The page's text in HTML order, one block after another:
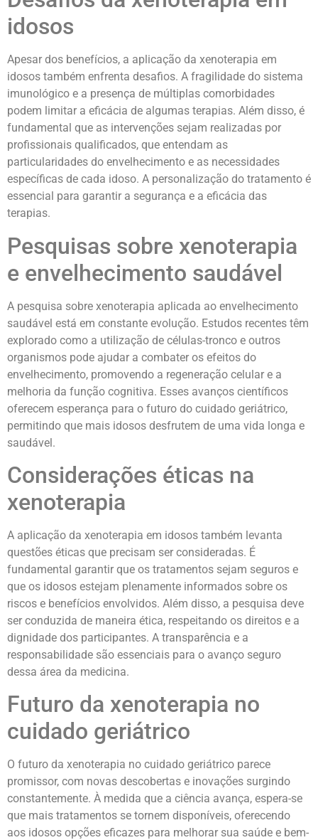
idosos
Apesar dos benefícios, a aplicação da xenoterapia em
idosos também enfrenta desafios. A fragilidade do sistema
imunológico e a presença de múltiplas comorbidades
podem limitar a eficácia de algumas terapias. Além disso, é
fundamental que as intervenções sejam realizadas por
profissionais qualificados, que entendam as
particularidades do envelhecimento e as necessidades
específicas de cada idoso. A personalização do tratamento é
essencial para garantir a segurança e a eficácia das
terapias.
Pesquisas sobre xenoterapia
e envelhecimento saudável
A pesquisa sobre xenoterapia aplicada ao envelhecimento
saudável está em constante evolução. Estudos recentes têm
explorado como a utilização de células-tronco e outros
organismos pode ajudar a combater os efeitos do
envelhecimento, promovendo a regeneração celular e a
melhoria da função cognitiva. Esses avanços científicos
oferecem esperança para o futuro do cuidado geriátrico,
permitindo que mais idosos desfrutem de uma vida longa e
saudável.
Considerações éticas na
xenoterapia
A aplicação da xenoterapia em idosos também levanta
questões éticas que precisam ser consideradas. É
fundamental garantir que os tratamentos sejam seguros e
que os idosos estejam plenamente informados sobre os
riscos e benefícios envolvidos. Além disso, a pesquisa deve
ser conduzida de maneira ética, respeitando os direitos e a
dignidade dos participantes. A transparência e a
responsabilidade são essenciais para o avanço seguro
dessa área da medicina.
Futuro da xenoterapia no
cuidado geriátrico
O futuro da xenoterapia no cuidado geriátrico parece
promissor, com novas descobertas e inovações surgindo
constantemente. À medida que a ciência avança, espera-se
que mais tratamentos se tornem disponíveis, oferecendo
aos idosos opções eficazes para melhorar sua saúde e bem-